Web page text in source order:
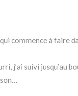
commence à faire
j’ai suivi jusqu’au